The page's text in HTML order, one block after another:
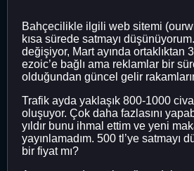
Bahçecilikle ilgili web sitemi
kısa sürede satmayı
değişiyor, Mart ayında ortaklıktan
ezoic’e bağlı ama reklamlar bir
olduğundan güncel gelir
Trafik ayda yaklaşık 800-1000
oluşuyor. Çok daha fazlasını
yıldır bunu ihmal ettim ve yeni
yayınlamadım. 500 tl’ye satmayı
bir fiyat mı?